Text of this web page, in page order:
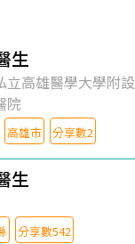
生
立高雄醫學大學附設
院
高雄市 分享數2
生
分享數542